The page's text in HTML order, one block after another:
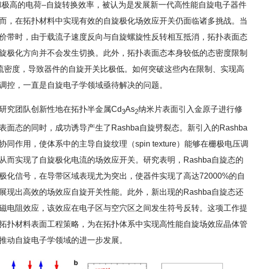
高的电荷–自旋转换效率，被认为是发展新一代高性能自旋电子器件
，在拓扑材料中实现有效的自旋极化场效应开关仍面临诸多挑战。当
带时，由于载流子速度反向与自旋螺旋性反转相互抵消，拓扑表面态
极化方向并不会发生切换。此外，拓扑表面态本身较低的态密度限制
密度，导致器件的自旋开关比极低。如何突破这些内在限制、实现高
控，一直是自旋电子学领域亟待解决的问题。
究团队创新性地在拓扑半金属Cd3As2纳米片表面引入金原子进行修
面态的同时，成功诱导产生了Rashba自旋劈裂态。新引入的Rashba
同作用，使体系中的主导自旋纹理（spin texture）能够在栅极电压调
而实现了自旋极化电流的场效应开关。研究表明，Rashba自旋态的
化信号，在导带区域表现尤为突出，使器件实现了高达72000%的自
现出高效的场效应自旋开关性能。此外，新出现的Rashba自旋态还
电阻效应，该效应在电子区与空穴区之间发生符号反转。这项工作提
扑材料表面工程策略，为在拓扑体系中实现高性能自旋场效应晶体管
动自旋电子学领域的进一步发展。